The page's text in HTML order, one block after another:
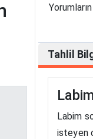
Tahlil
Labim
isteyen